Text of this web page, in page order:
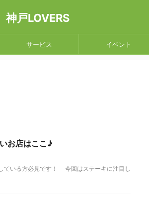
神戸LOVERS
サービス イベント
お店はここ♪
ている方必見です！ 今回はステーキに注目し